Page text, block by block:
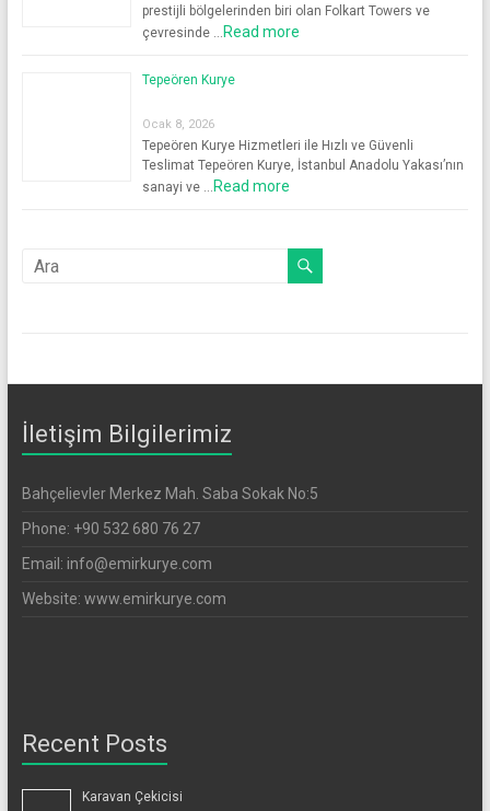
prestijli bölgelerinden biri olan Folkart Towers ve
çevresinde … Read more
Tepeören Kurye
Ocak 8, 2026
Tepeören Kurye Hizmetleri ile Hızlı ve Güvenli
Teslimat Tepeören Kurye, İstanbul Anadolu Yakası’nın
sanayi ve … Read more
İletişim Bilgilerimiz
Bahçelievler Merkez Mah. Saba Sokak No:5
Phone: +90 532 680 76 27
Email: info@emirkurye.com
Website: www.emirkurye.com
Recent Posts
Karavan Çekicisi